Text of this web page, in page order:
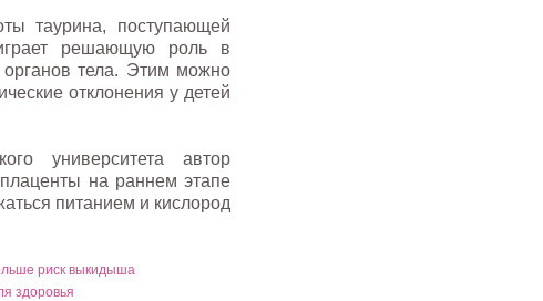
таурина, поступающей
решающую роль в
тела. Этим можно
отклонения у детей
университета автор
на раннем этапе
питанием и кислород
риск выкидыша
здоровья